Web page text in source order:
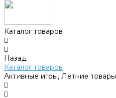
Каталог товаров
Назад
Каталог товаров
Активные игры, Летние товары